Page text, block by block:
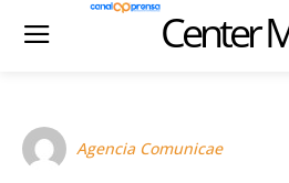
Center
Agencia Comunicae